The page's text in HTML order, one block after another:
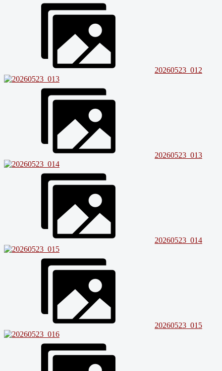
20260523_012
20260523_013
20260523_014
20260523_015